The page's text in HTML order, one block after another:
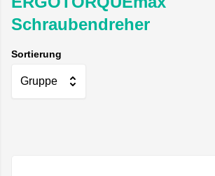
Schraubendreher
Sortierung
Gruppe